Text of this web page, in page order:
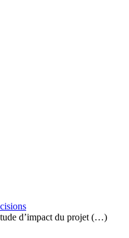
d’impact du projet (…)